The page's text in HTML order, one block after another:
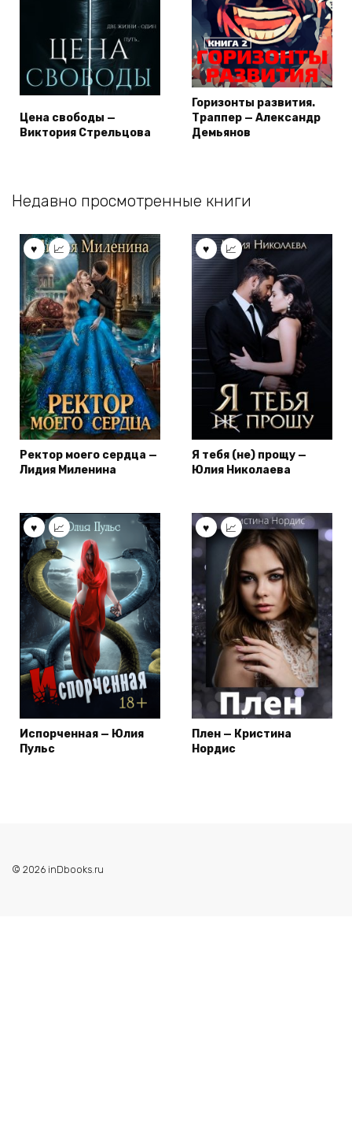
Цена свободы —
Виктория Стрельцова
Горизонты развития.
Траппер — Александр
Демьянов
Недавно просмотренные книги
Ректор моего сердца —
Лидия Миленина
Я тебя (не) прощу —
Юлия Николаева
Испорченная — Юлия
Пульс
Плен — Кристина
Нордис
© 2026 inDbooks.ru